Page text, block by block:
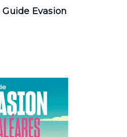
Guide Evasion